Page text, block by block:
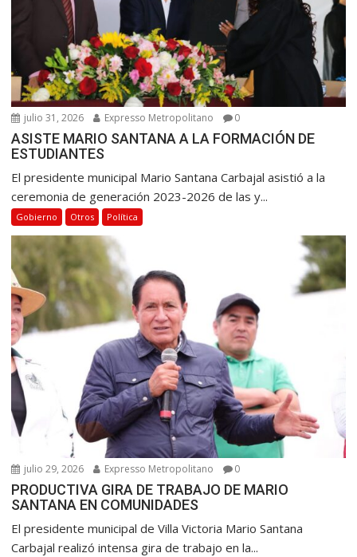
julio 31, 2026 Expresso Metropolitano 0
ASISTE MARIO SANTANA A LA FORMACIÓN DE
ESTUDIANTES
El presidente municipal Mario Santana Carbajal asistió a la
ceremonia de generación 2023-2026 de las y...
Gobierno Otros Política
julio 29, 2026 Expresso Metropolitano 0
PRODUCTIVA GIRA DE TRABAJO DE MARIO
SANTANA EN COMUNIDADES
El presidente municipal de Villa Victoria Mario Santana
Carbajal realizó intensa gira de trabajo en la...